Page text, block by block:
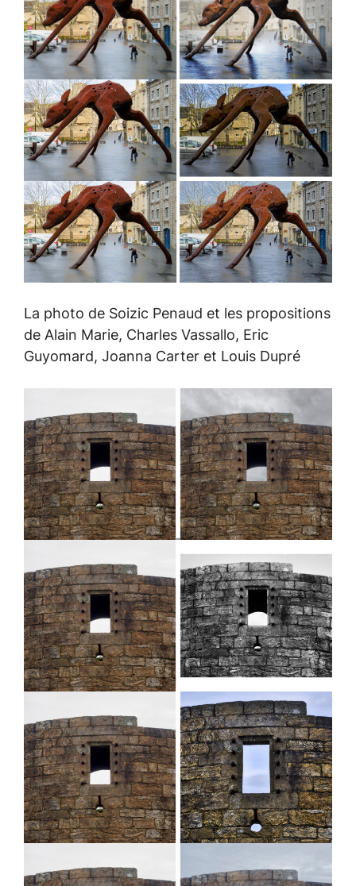
La photo de Soizic Penaud et les propositions
de Alain Marie, Charles Vassallo, Eric
Guyomard, Joanna Carter et Louis Dupré